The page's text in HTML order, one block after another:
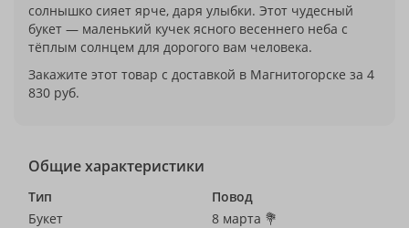
солнышко сияет ярче, даря улыбки. Этот чудесный
букет — маленький кучек ясного весеннего неба с
тёплым солнцем для дорогого вам человека.
Закажите этот товар с доставкой в Магнитогорске за 4
830 руб.
Общие характеристики
Тип
Букет
Повод
8 марта 💐